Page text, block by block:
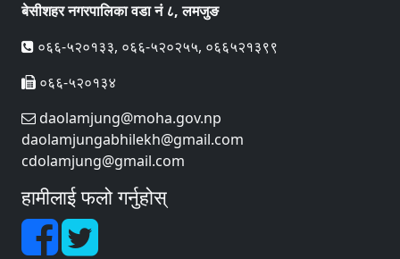
बेसीशहर नगरपालिका वडा नं ८, लमजुङ
०६६-५२०१३३, ०६६-५२०२५५, ०६६५२१३९९
०६६-५२०१३४
daolamjung@moha.gov.np
daolamjungabhilekh@gmail.com
cdolamjung@gmail.com
हामीलाई फलो गर्नुहोस्